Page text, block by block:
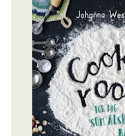
2003 kom Första
grundläggande, enkel
nybörjarna. Och nu
uppdaterad och
stora kakor, småkakor,
Klassikerna finns såklart
recept, som whoopies,
banankaka. Och
nattjästa frallor,
Det finns också många
jässkola,